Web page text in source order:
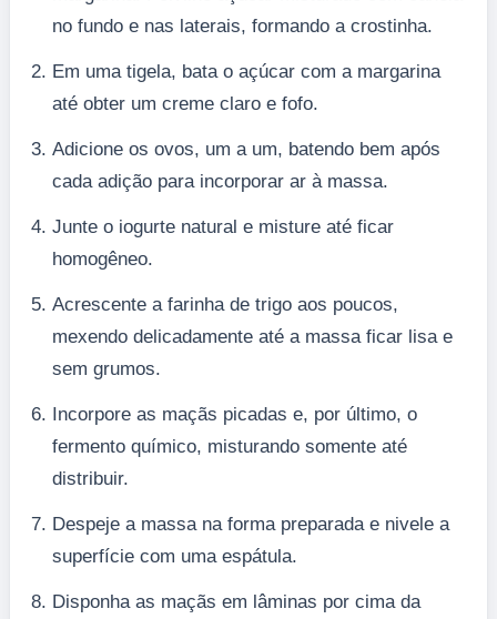
no fundo e nas laterais, formando a crostinha.
Em uma tigela, bata o açúcar com a margarina
até obter um creme claro e fofo.
Adicione os ovos, um a um, batendo bem após
cada adição para incorporar ar à massa.
Junte o iogurte natural e misture até ficar
homogêneo.
Acrescente a farinha de trigo aos poucos,
mexendo delicadamente até a massa ficar lisa e
sem grumos.
Incorpore as maçãs picadas e, por último, o
fermento químico, misturando somente até
distribuir.
Despeje a massa na forma preparada e nivele a
superfície com uma espátula.
Disponha as maçãs em lâminas por cima da